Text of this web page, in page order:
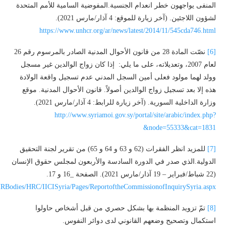
المنفى يواجهون خطر انعدام الجنسية.المفوضية السامية للأمم المتحدة
لشؤون اللاجئين. (آخر زيارة للموقع: 4 آذار/مارس 2021).
https://www.unhcr.org/ar/news/latest/2014/11/545cda746.html
[6]
نصّت المادة 28 من قانون الأحوال المدنية الصادر بالمرسوم رقم 26
لعام 2007، وتعديلاته، على ما يلي: إذا كان زواج الوالدين غير مسجل
وولد لهما مولود فعلى أمين السجل المدني عدم تسجيل واقعة الولادة
هذه إلا بعد تسجيل زواج الوالدين أصولاً. قانون الأحوال المدنية. موقع
وزارة الداخلية السورية. (آخر زيارة للرابط: 4 آذار/مارس 2021).
http://www.syriamoi.gov.sy/portal/site/arabic/index.php?
node=55333&cat=1831&
[7]
للمزيد انظر الفقرات (62 و 63 و 64 و 65) من تقرير لجنة التحقيق
الدولية.الذي صدر في الدورة السادسة والأربعون لمجلس حقوق الإنسان
(22 شباط/فبراير – 19 آذار/مارس 2021). الصفحة _16 و 17.
HRC/IICISyria/Pages/ReportoftheCommissionofInquirySyria.aspx
[8]
تمّ تزويد المنظمة بها بشكل حصري من قبل أشخاص حاولوا
استكمال وتصحيح وضعهم القانوني لدى دوائر النفوس.